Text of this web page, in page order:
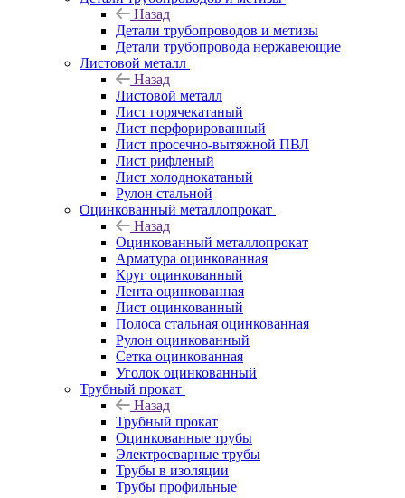
Назад
Детали трубопроводов и метизы
Детали трубопровода нержавеющие
Листовой металл
Назад
Листовой металл
Лист горячекатаный
Лист перфорированный
Лист просечно-вытяжной ПВЛ
Лист рифленый
Лист холоднокатаный
Рулон стальной
Оцинкованный металлопрокат
Назад
Оцинкованный металлопрокат
Арматура оцинкованная
Круг оцинкованный
Лента оцинкованная
Лист оцинкованный
Полоса стальная оцинкованная
Рулон оцинкованный
Сетка оцинкованная
Уголок оцинкованный
Трубный прокат
Назад
Трубный прокат
Оцинкованные трубы
Электросварные трубы
Трубы в изоляции
Трубы профильные